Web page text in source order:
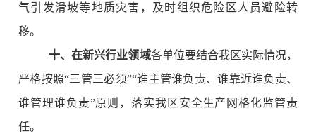
气引发滑坡等地质灾害，及时组织危险区人员避险转
移。
十、在新兴行业领域各单位要结合我区实际情况，
严格按照“三管三必须”“谁主管谁负责、谁靠近谁负责、
谁管理谁负责”原则，落实我区安全生产网格化监管责
任。